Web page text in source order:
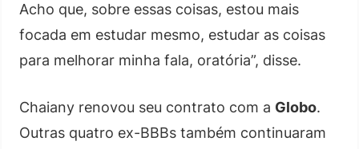
Acho que, sobre essas coisas, estou mais
focada em estudar mesmo, estudar as coisas
para melhorar minha fala, oratória”, disse.
Chaiany renovou seu contrato com a Globo.
Outras quatro ex-BBBs também continuaram